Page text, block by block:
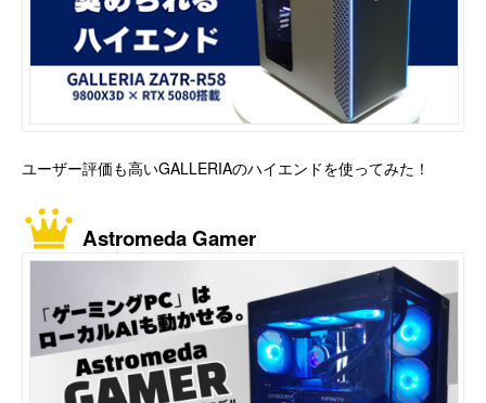
ユーザー評価も高いGALLERIAのハイエンドを使ってみた！
Astromeda Gamer